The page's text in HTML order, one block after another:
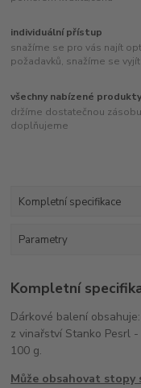
individuální přístup
snažíme se pro vás najít
požadavků, snažíme se
všechny nabízené
držíme dostatečnou
doplňujeme
Kompletní specifikace
Parametry
Kompletní
Dárkové balení
z vinařství Stanko Pesrl
100 g.
Může obsahovat stopy